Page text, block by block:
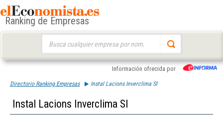
Ranking de Empresas
Información ofrecida por
Directorio Ranking Empresas Instal Lacions Inverclima Sl
Instal Lacions Inverclima Sl